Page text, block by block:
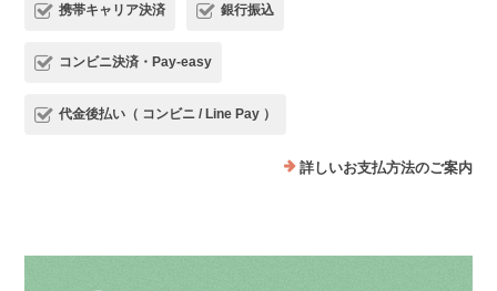
携帯キャリア決済 銀行振込
コンビニ決済・Pay-easy
代金後払い（ コンビニ / Line Pay ）
詳しいお支払方法のご案内